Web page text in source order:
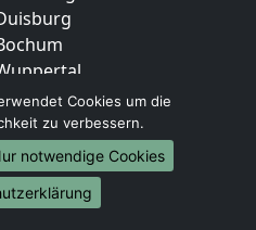
Cookies um die
zu verbessern.
notwendige Cookies